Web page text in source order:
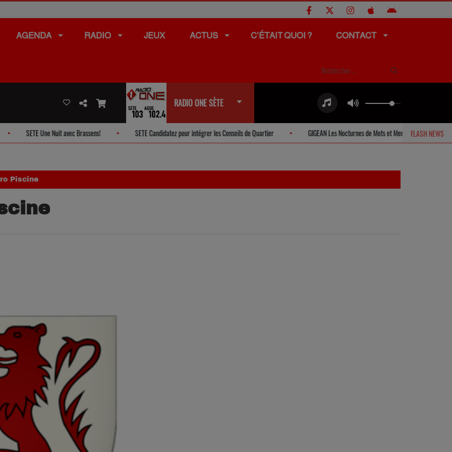
AGENDA RADIO JEUX ACTUS C'ÉTAIT QUOI ? CONTACT
RADIO ONE SÈTE
FLASH NEWS
SETE Une Nuit avec Brassens! SETE Candidatez pour intégrer les Conseils de Quartier GIGEAN Les Nocturnes de Mots et Merveilles
Piscine